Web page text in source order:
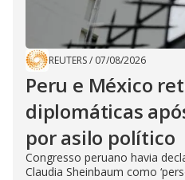
REUTERS/ 07/08/2026
Peru e México
diplomáticas
por asilo político
Congresso peruano havia
Claudia Sheinbaum como